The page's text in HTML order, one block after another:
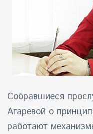
Собравшиеся
Агаревой о
работают